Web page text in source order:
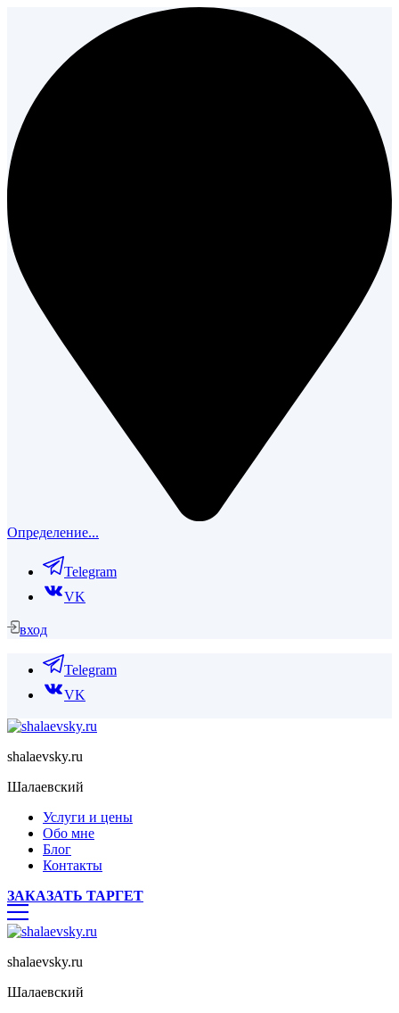
Определение...
Telegram
VK
вход
Telegram
VK
shalaevsky.ru
Шалаевский
Услуги и цены
Обо мне
Блог
Контакты
ЗАКАЗАТЬ ТАРГЕТ
shalaevsky.ru
Шалаевский